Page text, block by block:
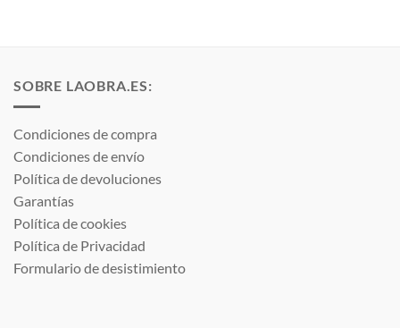
SOBRE LAOBRA.ES:
Condiciones de compra
Condiciones de envío
Política de devoluciones
Garantías
Política de cookies
Política de Privacidad
Formulario de desistimiento